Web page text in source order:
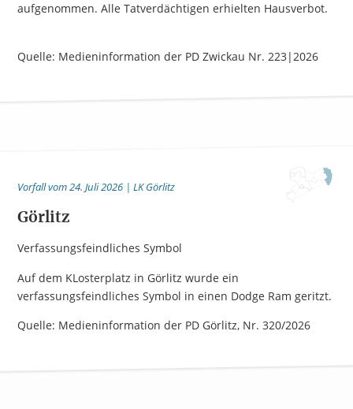
aufgenommen. Alle Tatverdächtigen erhielten Hausverbot.
Quelle: Medieninformation der PD Zwickau Nr. 223|2026
Vorfall vom 24. Juli 2026 | LK Görlitz
Görlitz
Verfassungsfeindliches Symbol
Auf dem KLosterplatz in Görlitz wurde ein
verfassungsfeindliches Symbol in einen Dodge Ram geritzt.
Quelle: Medieninformation der PD Görlitz, Nr. 320/2026